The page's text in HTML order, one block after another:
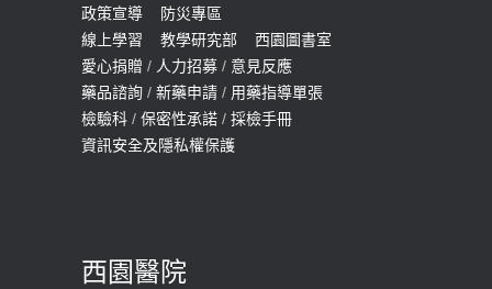
預約
2022-01-07
114年【公費流感及新冠疫苗】門診
預約
2025-09-30
【快速肝癌篩檢MRI】新檢查服務
政策宣導
防災專區
線上學習
教學研究部
西園圖書室
愛心捐贈 / 人力招募 / 意見反應
藥品諮詢 / 新藥申請 / 用藥指導單張
檢驗科 / 保密性承諾 / 採檢手冊
資訊安全及隱私權保護
西園醫院